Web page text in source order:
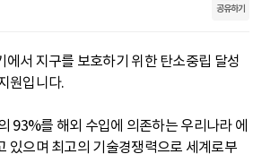
공유하기
에서 지구를 보호하기 위한 탄소중립 달성
원입니다.
93%를 해외 수입에 의존하는 우리나라 에
있으며 최고의 기술경쟁력으로 세계로부